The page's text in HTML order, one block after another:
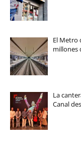
El Metro
millones
La
Canal